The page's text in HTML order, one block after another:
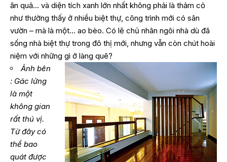
ăn quả… và diện tích xanh lớn nhất không phải là thảm cỏ
như thường thấy ở nhiều biệt thự, công trình mới có sân
vườn – mà là một… ao bèo. Có lẽ chủ nhân ngôi nhà dù đã
sống nhà biệt thự trong đô thị mới, nhưng vẫn còn chút hoài
niệm với những gì ở làng quê?
Ảnh bên
: Gác lửng
là một
không gian
rất thú vị.
Từ đây có
thể bao
quát được